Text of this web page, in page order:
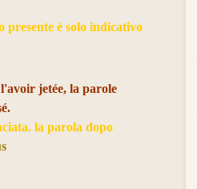
presente è solo indicativo
jetée, la parole
la parola dopo